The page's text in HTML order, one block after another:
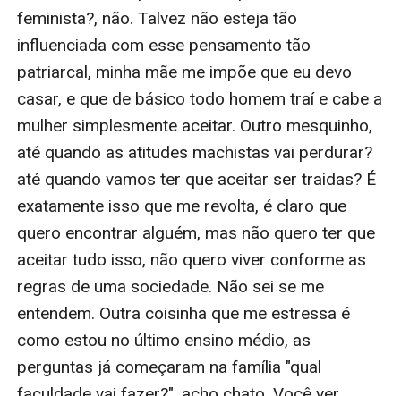
feminista?, não. Talvez não esteja tão
influenciada com esse pensamento tão
patriarcal, minha mãe me impõe que eu devo
casar, e que de básico todo homem traí e cabe a
mulher simplesmente aceitar. Outro mesquinho,
até quando as atitudes machistas vai perdurar?
até quando vamos ter que aceitar ser traidas? É
exatamente isso que me revolta, é claro que
quero encontrar alguém, mas não quero ter que
aceitar tudo isso, não quero viver conforme as
regras de uma sociedade. Não sei se me
entendem. Outra coisinha que me estressa é
como estou no último ensino médio, as
perguntas já começaram na família "qual